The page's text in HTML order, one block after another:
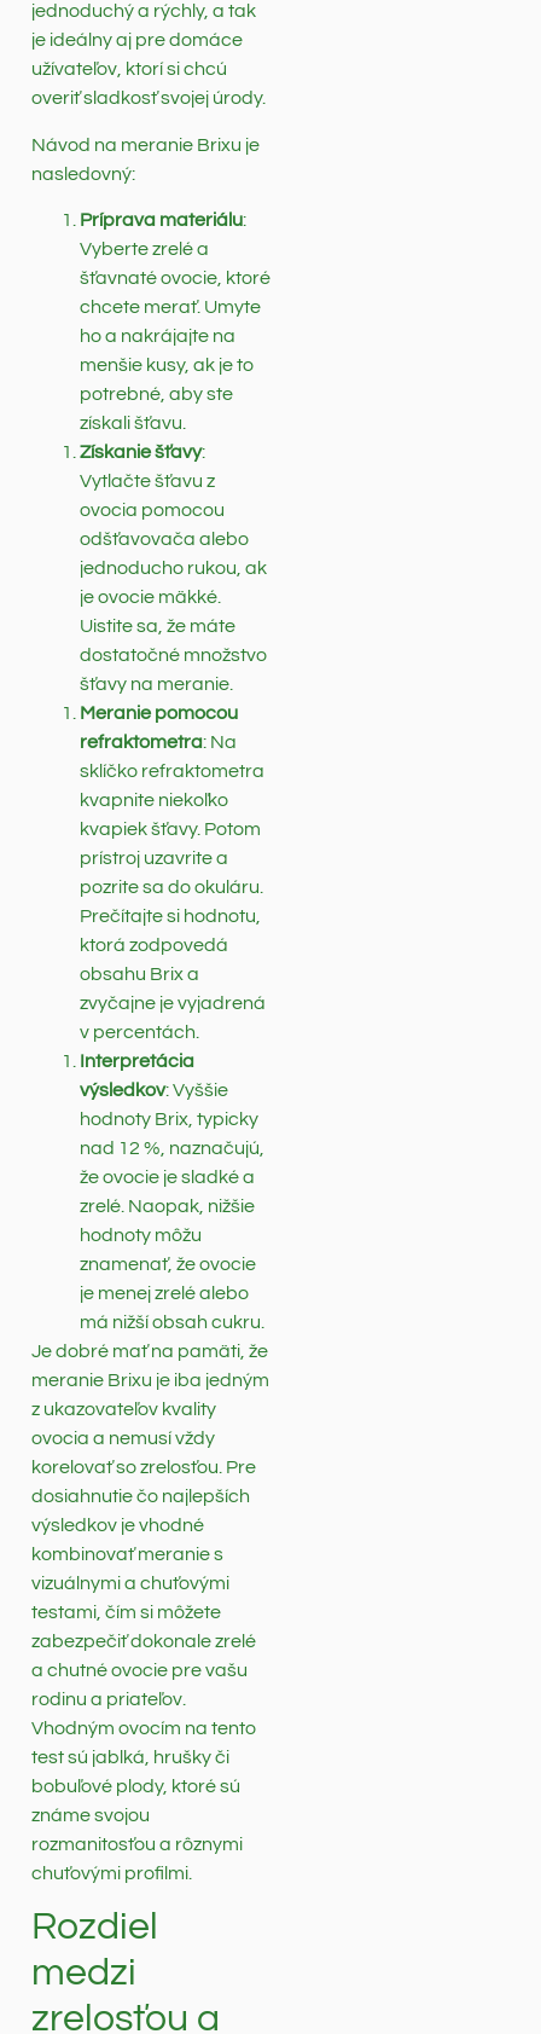
jednoduchý a rýchly, a tak
je ideálny aj pre domáce
užívateľov, ktorí si chcú
overiť sladkosť svojej úrody.
Návod na meranie Brixu je
nasledovný:
Príprava materiálu:
Vyberte zrelé a
šťavnaté ovocie, ktoré
chcete merať. Umyte
ho a nakrájajte na
menšie kusy, ak je to
potrebné, aby ste
získali šťavu.
Získanie šťavy:
Vytlačte šťavu z
ovocia pomocou
odšťavovača alebo
jednoducho rukou, ak
je ovocie mäkké.
Uistite sa, že máte
dostatočné množstvo
šťavy na meranie.
Meranie pomocou
refraktometra: Na
sklíčko refraktometra
kvapnite niekoľko
kvapiek šťavy. Potom
prístroj uzavrite a
pozrite sa do okuláru.
Prečítajte si hodnotu,
ktorá zodpovedá
obsahu Brix a
zvyčajne je vyjadrená
v percentách.
Interpretácia
výsledkov: Vyššie
hodnoty Brix, typicky
nad 12 %, naznačujú,
že ovocie je sladké a
zrelé. Naopak, nižšie
hodnoty môžu
znamenať, že ovocie
je menej zrelé alebo
má nižší obsah cukru.
Je dobré mať na pamäti, že
meranie Brixu je iba jedným
z ukazovateľov kvality
ovocia a nemusí vždy
korelovať so zrelosťou. Pre
dosiahnutie čo najlepších
výsledkov je vhodné
kombinovať meranie s
vizuálnymi a chuťovými
testami, čím si môžete
zabezpečiť dokonale zrelé
a chutné ovocie pre vašu
rodinu a priateľov.
Vhodným ovocím na tento
test sú jablká, hrušky či
bobuľové plody, ktoré sú
známe svojou
rozmanitosťou a rôznymi
chuťovými profilmi.
Rozdiel
medzi
zrelosťou a